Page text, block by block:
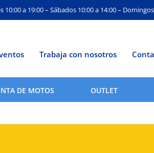
10:00 a 19:00 – Sábados 10:00 a 14:00 –
Trabaja con nosotros
DE MOTOS OUTLET